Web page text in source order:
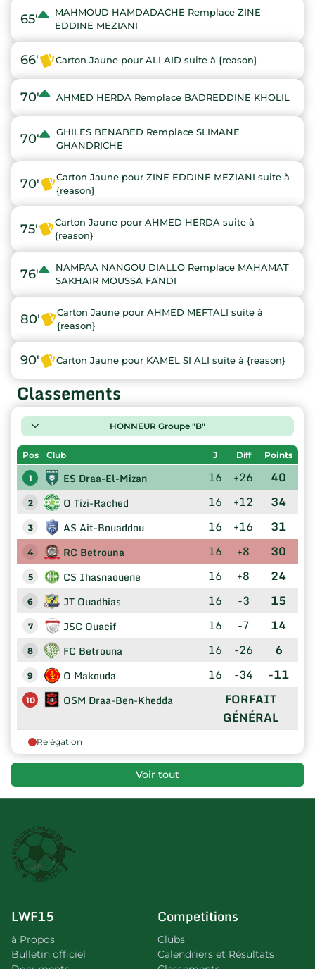
65'
MAHMOUD HAMDADACHE Remplace ZINE
EDDINE MEZIANI
66' Carton Jaune pour ALI AID suite à {reason}
70' AHMED HERDA Remplace BADREDDINE KHOLIL
70'
GHILES BENABED Remplace SLIMANE
GHANDRICHE
70'
Carton Jaune pour ZINE EDDINE MEZIANI suite à
{reason}
75'
Carton Jaune pour AHMED HERDA suite à
{reason}
76'
NAMPAA NANGOU DIALLO Remplace MAHAMAT
SAKHAIR MOUSSA FANDI
80'
Carton Jaune pour AHMED MEFTALI suite à
{reason}
90' Carton Jaune pour KAMEL SI ALI suite à {reason}
Classements
HONNEUR Groupe "B"
Pos Club J Diff Points
1 ES Draa-El-Mizan 16 +26 40
2 O Tizi-Rached 16 +12 34
3 AS Ait-Bouaddou 16 +16 31
4 RC Betrouna 16 +8 30
5 CS Ihasnaouene 16 +8 24
6 JT Ouadhias 16 -3 15
7 JSC Ouacif 16 -7 14
8 FC Betrouna 16 -26 6
9 O Makouda 16 -34 -11
10 OSM Draa-Ben-Khedda
FORFAIT
GÉNÉRAL
Relégation
Voir tout
LWF15
à Propos
Bulletin officiel
Competitions
Clubs
Calendriers et Résultats